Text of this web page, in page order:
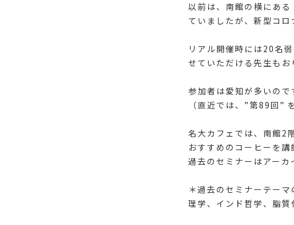
以前は、南館の横にあ
ていましたが、新型コロ
リアル開催時には20名
せていただける先生もお
参加者は愛知が多いので
（直近では、”第89回”
名大カフェでは、南館2
おすすめのコーヒーを講
過去のセミナーはアーカ
＊過去のセミナーテー
理学、インド哲学、脂質